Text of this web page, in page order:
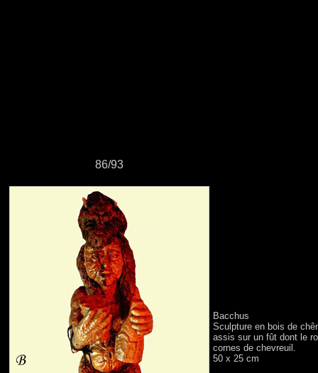
86/93
Bacchus
Sculpture en bois de
assis sur un fût dont le
cornes de chevreuil.
50 x 25 cm